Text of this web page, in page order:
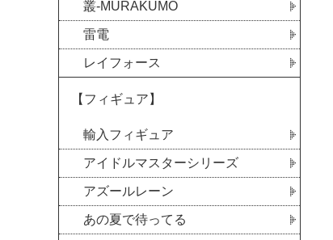
叢-MURAKUMO
雷電
レイフォース
【フィギュア】
輸入フィギュア
アイドルマスターシリーズ
アズールレーン
あの夏で待ってる